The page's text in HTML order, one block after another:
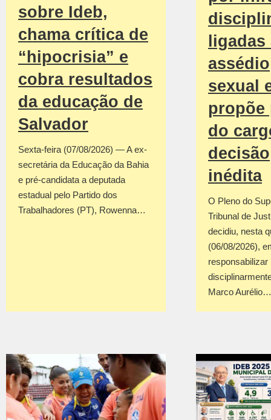
sobre Ideb,
chama crítica de
“hipocrisia” e
cobra resultados
da educação de
Salvador
Sexta-feira (07/08/2026) — A ex-
secretária da Educação da Bahia
e pré-candidata a deputada
estadual pelo Partido dos
Trabalhadores (PT), Rowenna…
ligadas
assédio
sexual
propõe
do
decisão
inédita
O Pleno do
Tribunal de
decidiu, nesta
(06/08/2026),
responsabilizar
Marco Aurélio…